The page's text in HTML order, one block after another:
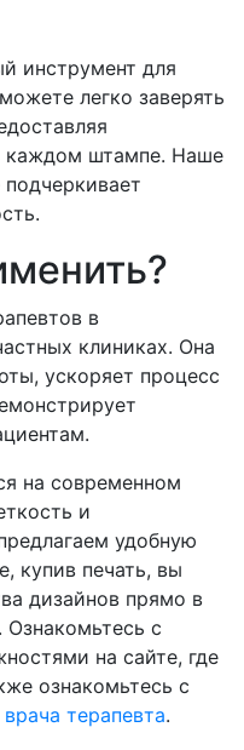
инструмент для
легко заверять
каждом штампе. Наше
в
клиниках. Она
ускоряет процесс
на современном
и
удобную
купив печать, вы
дизайнов прямо в
с
на сайте, где
ознакомьтесь с
врача терапевта.